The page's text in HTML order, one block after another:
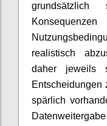
realistisch
daher jeweils
Entscheidungen
spärlich